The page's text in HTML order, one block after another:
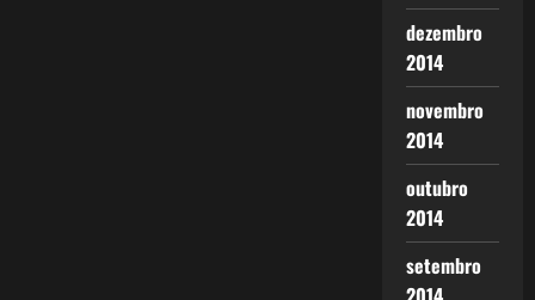
dezembro
2014
novembro
2014
outubro
2014
setembro